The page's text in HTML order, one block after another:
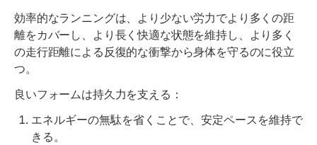
効率的なランニングは、より少ない労力でより多くの距
離をカバーし、より長く快適な状態を維持し、より多く
の走行距離による反復的な衝撃から身体を守るのに役立
つ。
良いフォームは持久力を支える：
エネルギーの無駄を省くことで、安定ペースを維持で
きる。